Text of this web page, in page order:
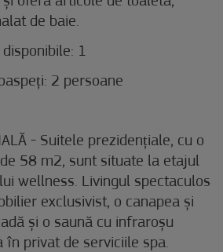
de baie.
1
2 persoane
- Suitele prezidențiale, cu o
58 m2, sunt situate la etajul
wellness. Livingul spectaculos
exclusivist, o canapea și
și o saună cu infraroșu
în privat de serviciile spa.